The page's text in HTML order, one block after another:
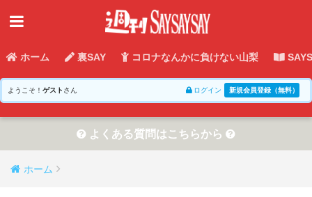
ホーム 裏SAY コロナなんかに負けない山梨
ようこそ！ ゲスト さん ログイン 新規会員登録（無料）
よくある質問はこちらから
ホーム